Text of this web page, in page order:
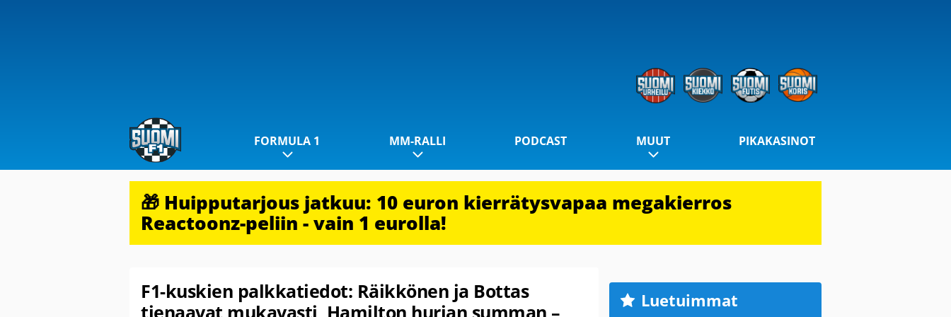
FORMULA 1 MM-RALLI PODCAST MUUT PIKAKASINOT
🎁 Huipputarjous jatkuu: 10 euron kierrätysvapaa megakierros
Reactoonz-peliin - vain 1 eurolla!
F1-kuskien palkkatiedot: Räikkönen ja Bottas
tienaavat mukavasti, Hamilton hurjan summan –
Luetuimmat